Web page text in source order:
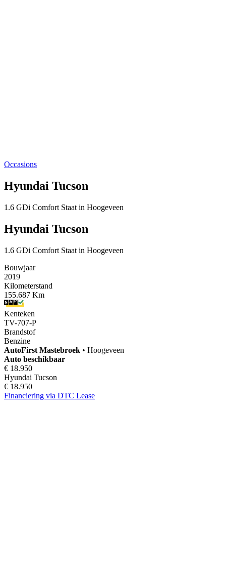
Occasions
Hyundai Tucson
1.6 GDi Comfort Staat in Hoogeveen
Hyundai Tucson
1.6 GDi Comfort Staat in Hoogeveen
Bouwjaar
2019
Kilometerstand
155.687 Km
Kenteken
TV-707-P
Brandstof
Benzine
AutoFirst Mastebroek • Hoogeveen
Auto beschikbaar
€ 18.950
Hyundai Tucson
€ 18.950
Financiering via DTC Lease